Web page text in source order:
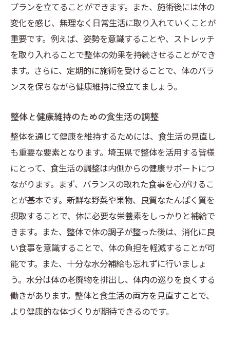
プランを立てることができます。また、施術後には体の
変化を感じ、無理なく日常生活に取り入れていくことが
重要です。例えば、姿勢を意識することや、ストレッチ
を取り入れることで整体の効果を持続させることができ
ます。さらに、定期的に施術を受けることで、体のバラ
ンスを保ちながら健康維持に役立てましょう。
整体と健康維持のための食生活の調整
整体を通じて健康を維持するためには、食生活の見直し
も重要な要素となります。埼玉県で整体を活用する皆様
にとって、食生活の調整は内側からの健康サポートにつ
ながります。まず、バランスの取れた食事を心がけるこ
とが基本です。新鮮な野菜や果物、良質なたんぱく質を
摂取することで、体に必要な栄養素をしっかりと補給で
きます。また、整体で体の調子が整った後は、消化に良
い食事を意識することで、体の負担を軽減することが可
能です。また、十分な水分補給も忘れずに行いましょ
う。水分は体の老廃物を排出し、体内の巡りを良くする
働きがあります。整体と食生活の両方を見直すことで、
より健康的な体づくりが期待できるのです。